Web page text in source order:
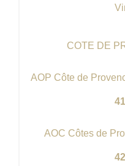
COTE DE
AOP Côte de
AOC Côtes de